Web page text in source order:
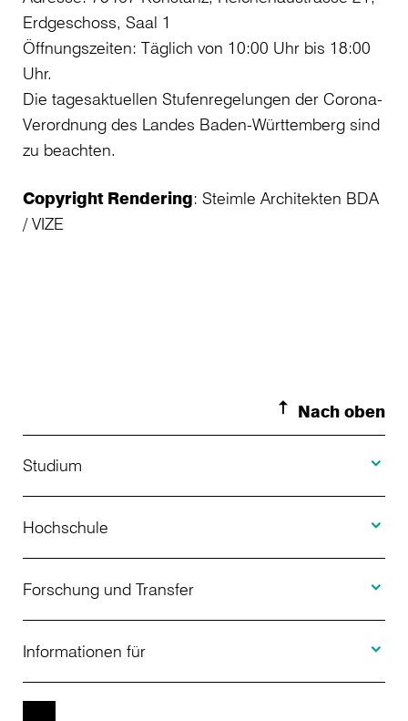
Erdgeschoss, Saal 1
Öffnungszeiten: Täglich von 10:00 Uhr bis 18:00
Uhr.
Die tagesaktuellen Stufenregelungen der Corona-
Verordnung des Landes Baden-Württemberg sind
zu beachten.
Copyright Rendering: Steimle Architekten BDA
/ VIZE
Nach oben
Studium
Studienangebot
Bewerbung
Studienberatung
Weiterbildung
Hochschule
Über uns
Aktuelles
Forschung und Transfer
Projekte
Informationen für